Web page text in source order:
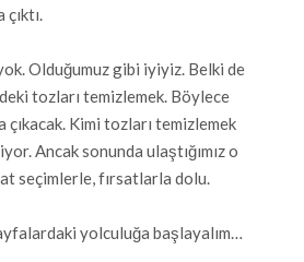
Olduğumuz gibi iyiyiz. Belki de
tozları temizlemek. Böylece
Kimi tozları temizlemek
Ancak sonunda ulaştığımız o
seçimlerle, fırsatlarla dolu.
yolculuğa başlayalım…